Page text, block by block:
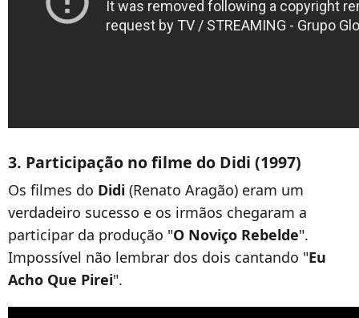
3. Participação no filme do Didi (1997)
Os filmes do Didi (Renato Aragão) eram um
verdadeiro sucesso e os irmãos chegaram a
participar da produção "O Noviço Rebelde".
Impossível não lembrar dos dois cantando "Eu
Acho Que Pirei".